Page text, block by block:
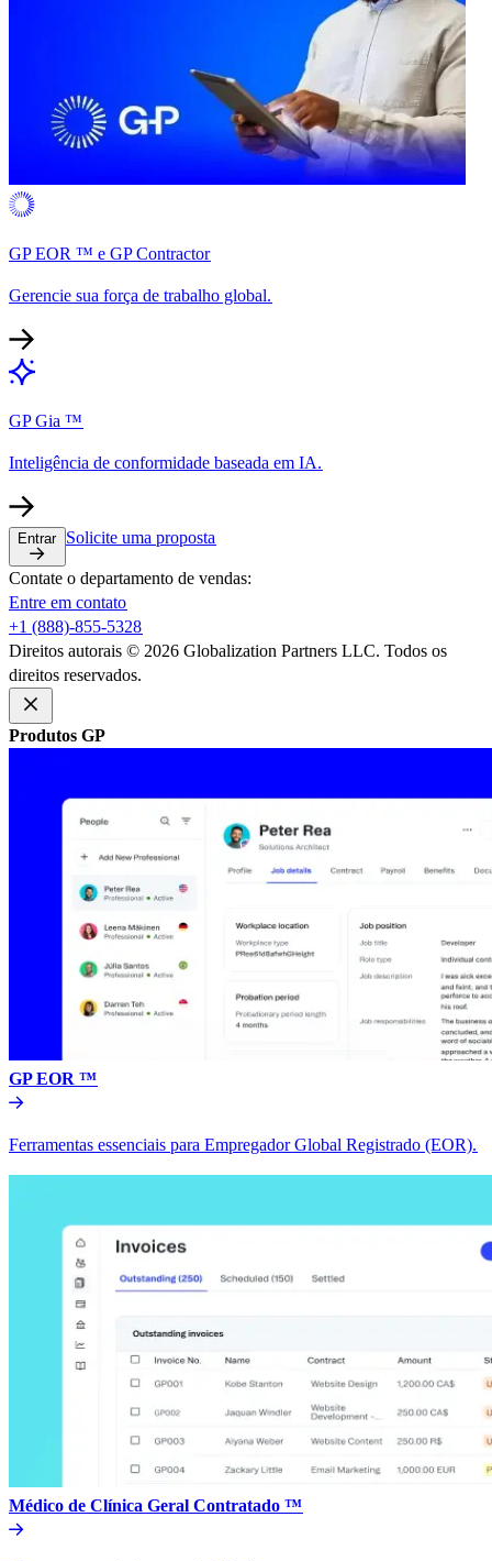
GP EOR ™ e GP Contractor​​
Gerencie sua força de trabalho global.​​
GP Gia ™​​
Inteligência de conformidade baseada em IA.​​
Entrar​​ Solicite uma proposta​​
Contate o departamento de vendas:​​
Entre em contato​​
+1 (888)-855-5328​​
Direitos autorais © 2026 Globalization Partners LLC. Todos os
direitos reservados.​​
Produtos GP​​
GP EOR ™​​
Ferramentas essenciais para Empregador Global Registrado (EOR).​​
Médico de Clínica Geral Contratado ™​​